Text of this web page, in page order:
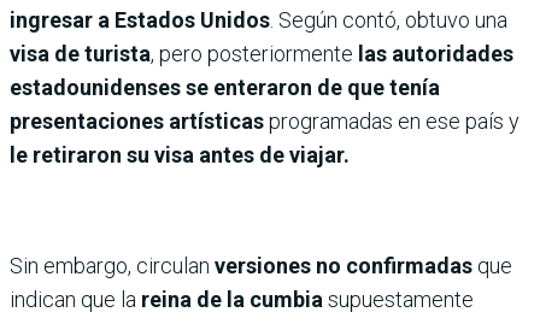
ingresar a Estados Unidos . Según contó, obtuvo una
visa de turista, pero posteriormente las autoridades
estadounidenses se enteraron de que tenía
presentaciones artísticasprogramadas en ese país y
le retiraron su visa antes de viajar.
Sin embargo, circulan versiones no confirmadas que
indican que la reina de la cumbia supuestamente